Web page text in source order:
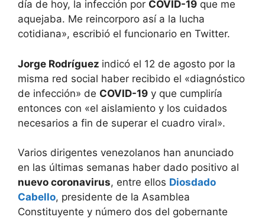
día de hoy, la infección por COVID-19 que me
aquejaba. Me reincorporo así a la lucha
cotidiana», escribió el funcionario en Twitter.
Jorge Rodríguez indicó el 12 de agosto por la
misma red social haber recibido el «diagnóstico
de infección» de COVID-19 y que cumpliría
entonces con «el aislamiento y los cuidados
necesarios a fin de superar el cuadro viral».
Varios dirigentes venezolanos han anunciado
en las últimas semanas haber dado positivo al
nuevo coronavirus, entre ellos Diosdado
Cabello, presidente de la Asamblea
Constituyente y número dos del gobernante